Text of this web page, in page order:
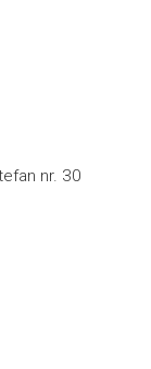
nr. 30